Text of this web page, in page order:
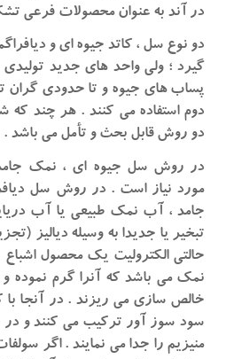
در آند به عنوان محصولات فرعی
دو نوع سل ، کاتد جیوه ای و
گیرد ؛ ولی واحد های جدید
پساب های جیوه و تا حدودی گران
دوم استفاده می کنند . هر چند که
دو روش قابل بحث و تأمل می باشد .
در روش سل جیوه ای ، نمک جامد
مورد نیاز است . در روش سل
جامد ، آب نمک طبیعی یا آب
تبخیر یا جدیدا به وسیله دیالیز
نمک می باشد که آنرا گرم نموده
خالص سازی می ریزند . در آنجا با
سود سوز آور ترکیب می کنند و در
منیزیم را جدا می نمایند . اگر